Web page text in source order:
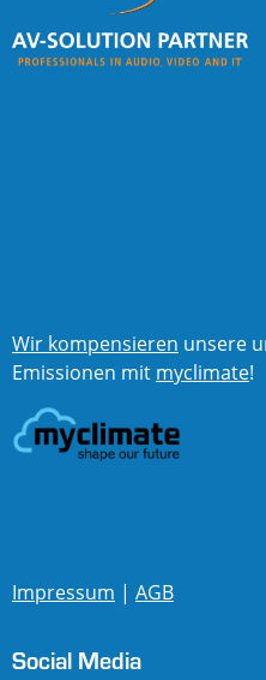
Wir kompensieren unsere
Emissionen mit myclimate!
Impressum | AGB
Social Media